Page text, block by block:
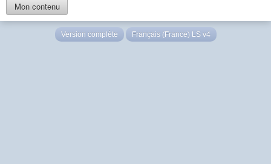
Mon contenu
Version complète Français (France) LS v4